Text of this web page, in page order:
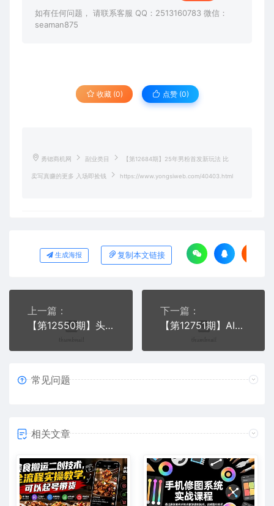
如有任何问题， 请联系客服 QQ：2513160783 微信：
seaman875
收藏 (0) 点赞 (0)
勇锶商机网 副业类目 【第12684期】25年男粉首发新玩法 比
卖写真赚的更多 入场即捡钱 https://www.yongsiweb.com/40403.html
生成海报 复制本文链接
上一篇：
【第12550期】头条搬砖自媒体新玩法，无粉丝和能力要求，写文章、发视频都能赚钱
下一篇：
【第12751期】AI蓝海虚拟产品变现攻略，零投入、易操作，手把手打造风口副业项目
常见问题
相关文章